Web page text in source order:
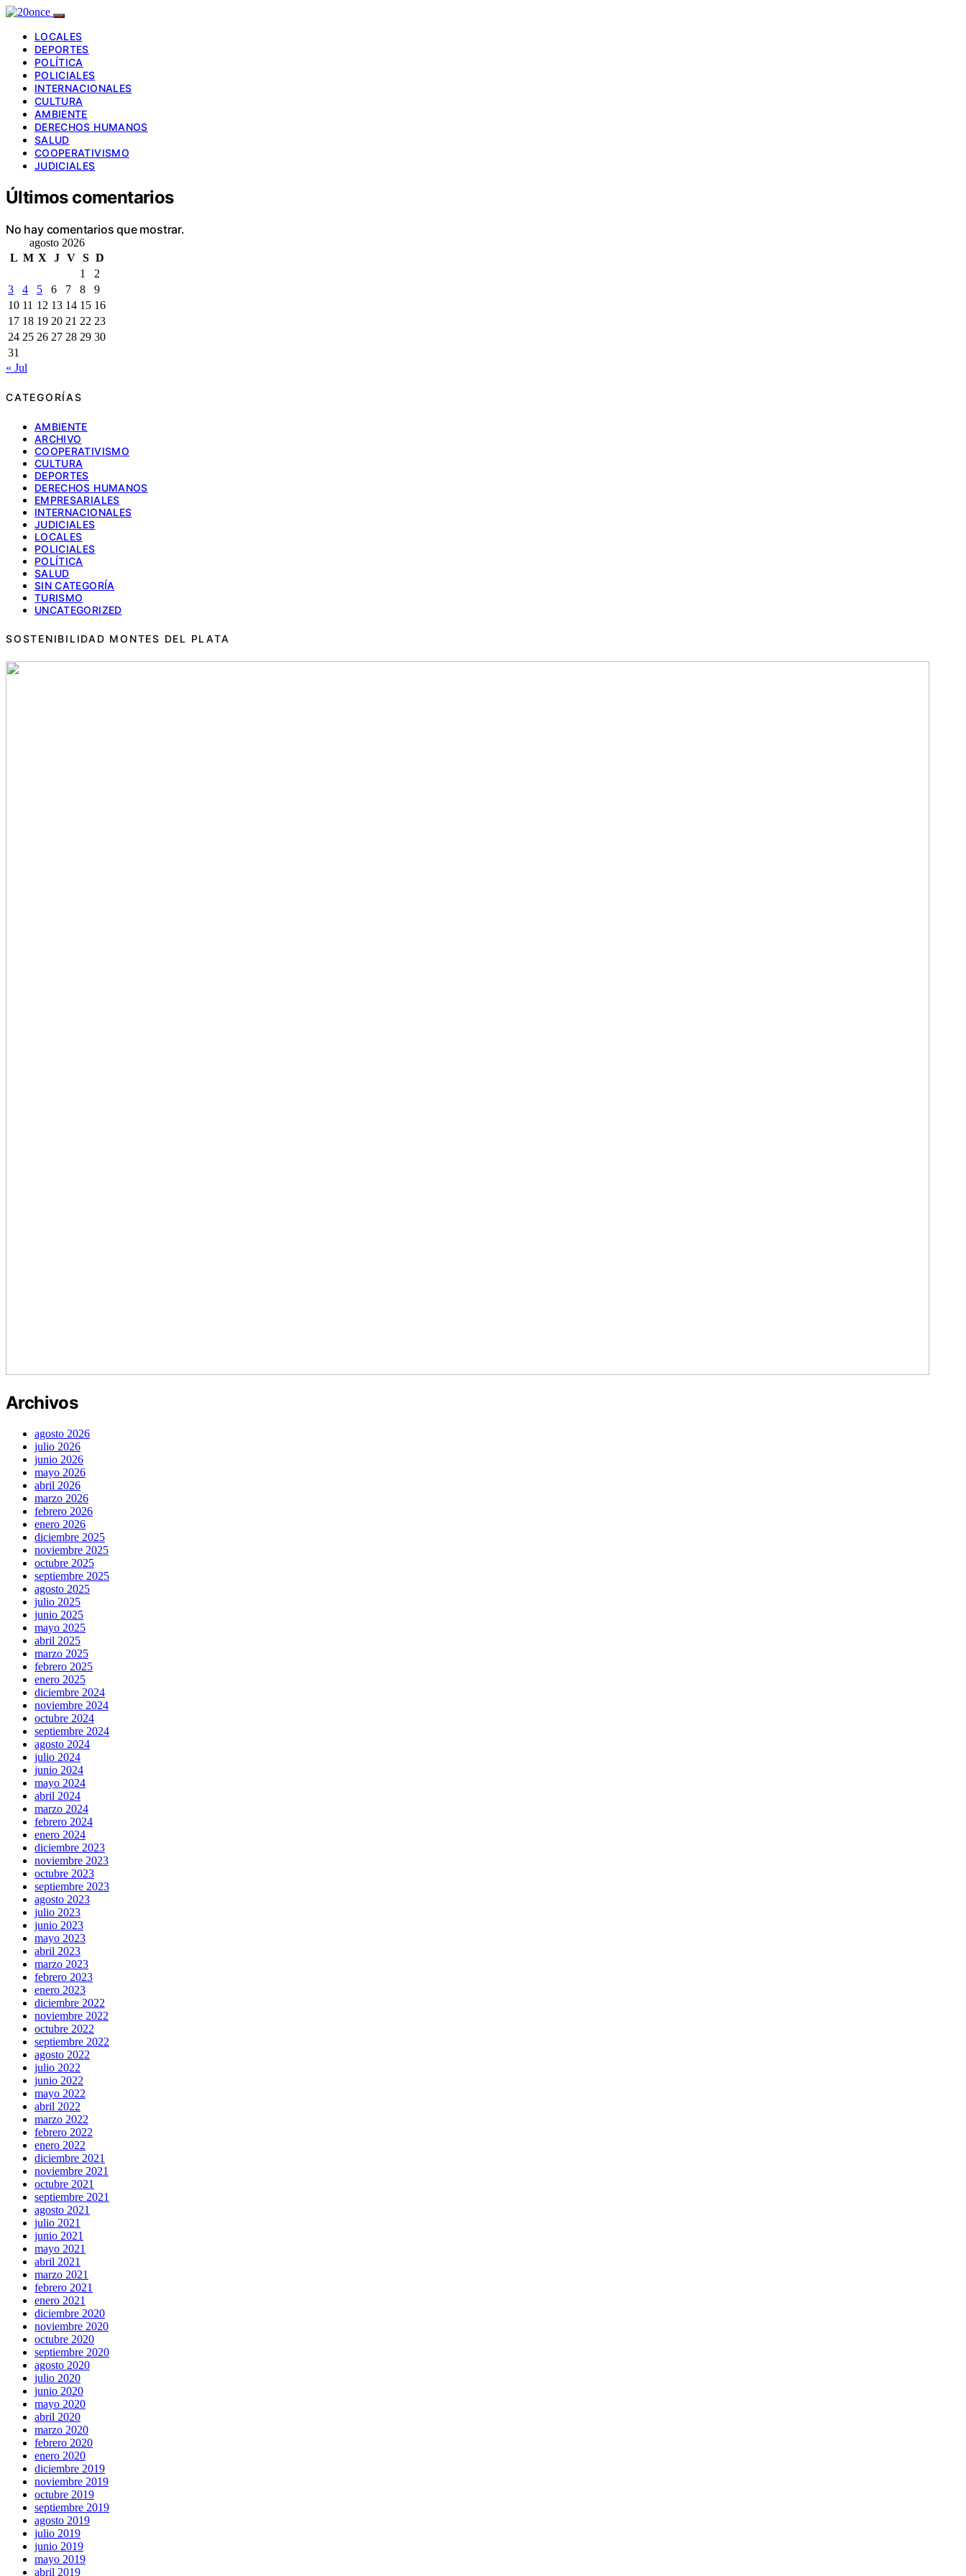
LOCALES
DEPORTES
POLÍTICA
POLICIALES
INTERNACIONALES
CULTURA
AMBIENTE
DERECHOS HUMANOS
SALUD
COOPERATIVISMO
JUDICIALES
Últimos comentarios
No hay comentarios que mostrar.
agosto 2026
L M X J V S D
1
2
3
4 5 6 7 8
9
10 11 12 13 14 15 16
17 18 19 20 21 22 23
24 25 26 27 28 29 30
31
« Jul
CATEGORÍAS
AMBIENTE
ARCHIVO
COOPERATIVISMO
CULTURA
DEPORTES
DERECHOS HUMANOS
EMPRESARIALES
INTERNACIONALES
JUDICIALES
LOCALES
POLICIALES
POLÍTICA
SALUD
SIN CATEGORÍA
TURISMO
UNCATEGORIZED
SOSTENIBILIDAD MONTES DEL PLATA
Archivos
agosto 2026
julio 2026
junio 2026
mayo 2026
abril 2026
marzo 2026
febrero 2026
enero 2026
diciembre 2025
noviembre 2025
octubre 2025
septiembre 2025
agosto 2025
julio 2025
junio 2025
mayo 2025
abril 2025
marzo 2025
febrero 2025
enero 2025
diciembre 2024
noviembre 2024
octubre 2024
septiembre 2024
agosto 2024
julio 2024
junio 2024
mayo 2024
abril 2024
marzo 2024
febrero 2024
enero 2024
diciembre 2023
noviembre 2023
octubre 2023
septiembre 2023
agosto 2023
julio 2023
junio 2023
mayo 2023
abril 2023
marzo 2023
febrero 2023
enero 2023
diciembre 2022
noviembre 2022
octubre 2022
septiembre 2022
agosto 2022
julio 2022
junio 2022
mayo 2022
abril 2022
marzo 2022
febrero 2022
enero 2022
diciembre 2021
noviembre 2021
octubre 2021
septiembre 2021
agosto 2021
julio 2021
junio 2021
mayo 2021
abril 2021
marzo 2021
febrero 2021
enero 2021
diciembre 2020
noviembre 2020
octubre 2020
septiembre 2020
agosto 2020
julio 2020
junio 2020
mayo 2020
abril 2020
marzo 2020
febrero 2020
enero 2020
diciembre 2019
noviembre 2019
octubre 2019
septiembre 2019
agosto 2019
julio 2019
junio 2019
mayo 2019
abril 2019